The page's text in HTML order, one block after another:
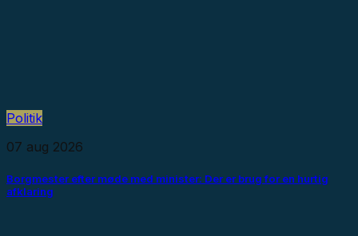
Politik
07 aug 2026
Borgmester efter møde med minister: Der er brug for en hurtig
afklaring